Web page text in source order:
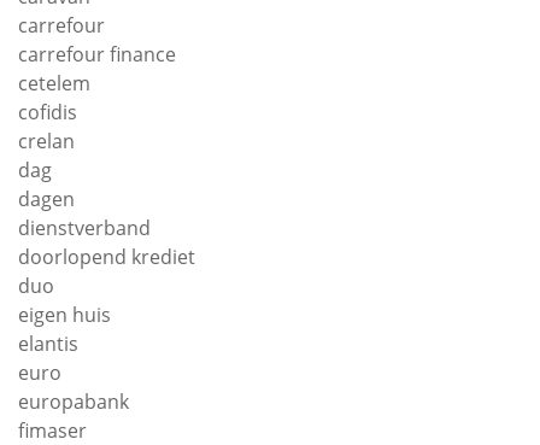
carrefour
carrefour finance
cetelem
cofidis
crelan
dag
dagen
dienstverband
doorlopend krediet
duo
eigen huis
elantis
euro
europabank
fimaser